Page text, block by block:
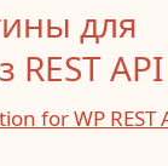
для
API
for WP REST